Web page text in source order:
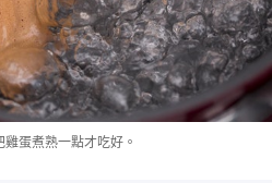
蛋煮熟一點才吃好。